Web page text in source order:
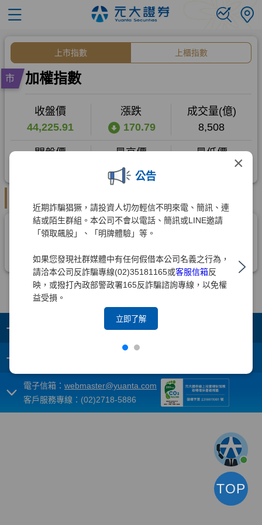
×
公告
近期詐騙猖獗，請投資人切勿輕信不明來電、簡訊、連
結或陌生群組。本公司不會以電話、簡訊或LINE邀請
「領取飆股」、「明牌體驗」等。
如果您發現社群媒體中有任何假借本公司名義之行為，
請洽本公司反詐騙專線(02)35181165或客服信箱反
映，或撥打內政部警政署165反詐騙諮詢專線，以免權
益受損。
立即了解
+
+
電子信箱： webmaster@yuanta.com
客戶服務專線：(02)2718-5886
TOP